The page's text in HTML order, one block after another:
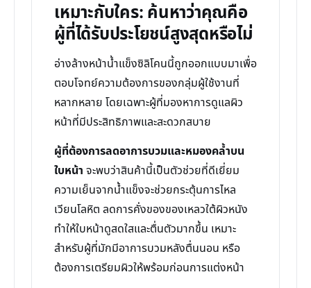
เหมาะกับใคร: ค้นหาว่าคุณคือ
ผู้ที่ได้รับประโยชน์สูงสุดหรือไม่
อ่างล้างหน้าน้ำแข็งซิลิโคนนี้ถูกออกแบบมาเพื่อ
ตอบโจทย์ความต้องการของกลุ่มผู้ใช้งานที่
หลากหลาย โดยเฉพาะผู้ที่มองหาการดูแลผิว
หน้าที่มีประสิทธิภาพและสะดวกสบาย
ผู้ที่ต้องการลดอาการบวมและหมองคล้ำบน
ใบหน้า จะพบว่าสินค้านี้เป็นตัวช่วยที่ดีเยี่ยม
ความเย็นจากน้ำแข็งจะช่วยกระตุ้นการไหล
เวียนโลหิต ลดการคั่งของของเหลวใต้ผิวหนัง
ทำให้ใบหน้าดูสดใสและตื่นตัวมากขึ้น เหมาะ
สำหรับผู้ที่มักมีอาการบวมหลังตื่นนอน หรือ
ต้องการเตรียมผิวให้พร้อมก่อนการแต่งหน้า